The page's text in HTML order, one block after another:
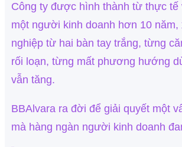
Công ty được hình thành từ thực tế
một người kinh doanh hơn 10 năm,
nghiệp từ hai bàn tay trắng, từng
rối loạn, từng mất phương hướng
vẫn tăng.
BBAlvara ra đời để giải quyết một
mà hàng ngàn người kinh doanh